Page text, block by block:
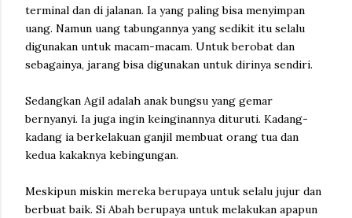
terminal dan di jalanan. Ia yang paling bisa menyimpan
uang. Namun uang tabungannya yang sedikit itu selalu
digunakan untuk macam-macam. Untuk berobat dan
sebagainya, jarang bisa digunakan untuk dirinya sendiri.
Sedangkan Agil adalah anak bungsu yang gemar
bernyanyi. Ia juga ingin keinginannya dituruti. Kadang-
kadang ia berkelakuan ganjil membuat orang tua dan
kedua kakaknya kebingungan.
Meskipun miskin mereka berupaya untuk selalu jujur dan
berbuat baik. Si Abah berupaya untuk melakukan apapun